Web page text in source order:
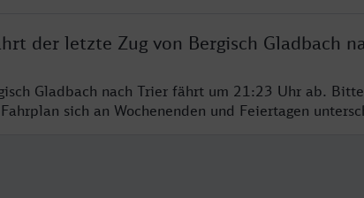
der letzte Zug von Bergisch Gladbach
Gladbach nach Trier fährt um 21:23 Uhr ab.
sich an Wochenenden und Feiertagen